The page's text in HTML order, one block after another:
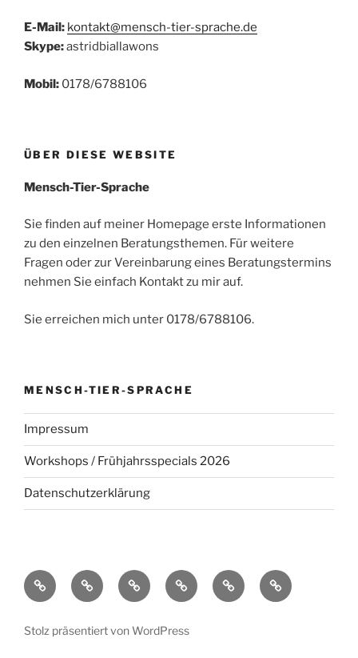
E-Mail: kontakt@mensch-tier-sprache.de
Skype:astridbiallawons
Mobil: 0178/6788106
ÜBER DIESE WEBSITE
Mensch-Tier-Sprache
Sie finden auf meiner Homepage erste Informationen
zu den einzelnen Beratungsthemen. Für weitere
Fragen oder zur Vereinbarung eines Beratungstermins
nehmen Sie einfach Kontakt zu mir auf.
Sie erreichen mich unter 0178/6788106.
MENSCH-TIER-SPRACHE
Impressum
Workshops / Frühjahrsspecials 2026
Datenschutzerklärung
Willkommen
bei
Tier-
Tierpsychologie
HundetrainingWorkshops
/
Datenschutzerklärung
Fragen
&
Stolz präsentiert von WordPress